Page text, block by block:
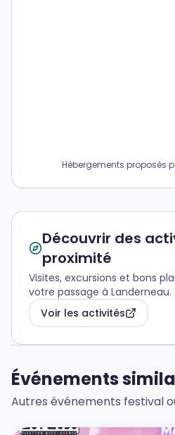
Hébergements proposés
Découvrir des
proximité
Visites, excursions et bons
votre passage à Landerneau.
Voir les activités
Événements
Autres événements festival